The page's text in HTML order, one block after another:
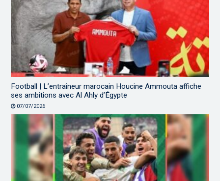
Football | L’entraîneur marocain Houcine Ammouta affiche
ses ambitions avec Al Ahly d’Égypte
07/07/2026